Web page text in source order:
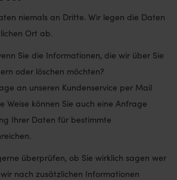
niemals an Dritte. Wir legen die Daten
Ort ab.
Sie die Informationen, die wir über Sie
oder löschen möchten?
an unseren Kundenservice per Mail
Weise können Sie auch eine Anfrage
Ihrer Daten für bestimmte
überprüfen, ob Sie wirklich sagen wer
nach zusätzlichen Informationen